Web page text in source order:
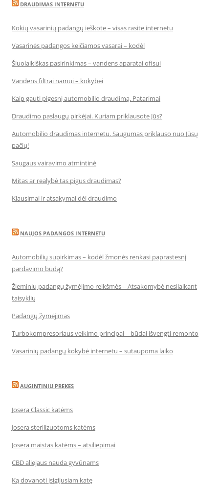
DRAUDIMAS INTERNETU
Kokių vasarinių padangų ieškote – visas rasite internetu
Vasarinės padangos keičiamos vasarai – kodėl
Šiuolaikiškas pasirinkimas – vandens aparatai ofisui
Vandens filtrai namui – kokybei
Kaip gauti pigesnį automobilio draudimą. Patarimai
Draudimo paslaugų pirkėjai. Kuriam priklausote Jūs?
Automobilio draudimas internetu. Saugumas priklauso nuo Jūsų
pačių!
Saugaus vairavimo atmintinė
Mitas ar realybė tas pigus draudimas?
Klausimai ir atsakymai dėl draudimo
NAUJOS PADANGOS INTERNETU
Automobilių supirkimas – kodėl žmonės renkasi paprastesnį
pardavimo būdą?
Žieminių padangų žymėjimo reikšmės – Atsakomybė nesilaikant
taisyklių
Padangų žymėjimas
Turbokompresoriaus veikimo principai – būdai išvengti remonto
Vasarinių padangų kokybė internetu – sutaupoma laiko
AUGINTINIU PREKES
Josera Classic katėms
Josera sterilizuotoms katėms
Josera maistas katėms – atsiliepimai
CBD aliejaus nauda gyvūnams
Ką dovanoti įsigijusiam katę